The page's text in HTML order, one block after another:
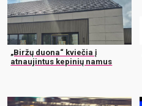
„Biržų duona“ kviečia į
atnaujintus kepinių namus